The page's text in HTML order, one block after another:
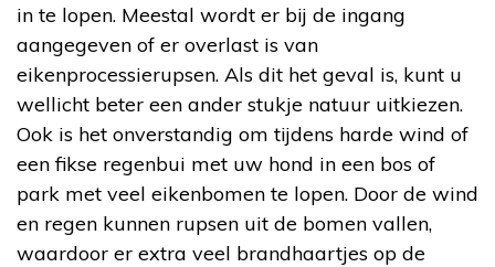
in te lopen. Meestal wordt er bij de ingang
aangegeven of er overlast is van
eikenprocessierupsen. Als dit het geval is, kunt u
wellicht beter een ander stukje natuur uitkiezen.
Ook is het onverstandig om tijdens harde wind of
een fikse regenbui met uw hond in een bos of
park met veel eikenbomen te lopen. Door de wind
en regen kunnen rupsen uit de bomen vallen,
waardoor er extra veel brandhaartjes op de